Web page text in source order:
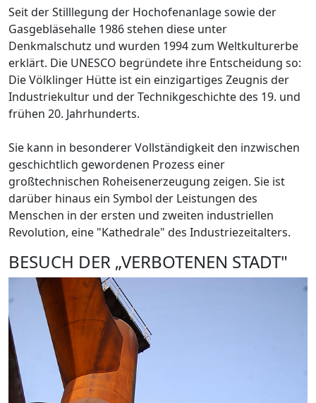
Seit der Stilllegung der Hochofenanlage sowie der
Gasgebläsehalle 1986 stehen diese unter
Denkmalschutz und wurden 1994 zum Weltkulturerbe
erklärt. Die UNESCO begründete ihre Entscheidung so:
Die Völklinger Hütte ist ein einzigartiges Zeugnis der
Industriekultur und der Technikgeschichte des 19. und
frühen 20. Jahrhunderts.
Sie kann in besonderer Vollständigkeit den inzwischen
geschichtlich gewordenen Prozess einer
großtechnischen Roheisenerzeugung zeigen. Sie ist
darüber hinaus ein Symbol der Leistungen des
Menschen in der ersten und zweiten industriellen
Revolution, eine "Kathedrale" des Industriezeitalters.
BESUCH DER „VERBOTENEN STADT"